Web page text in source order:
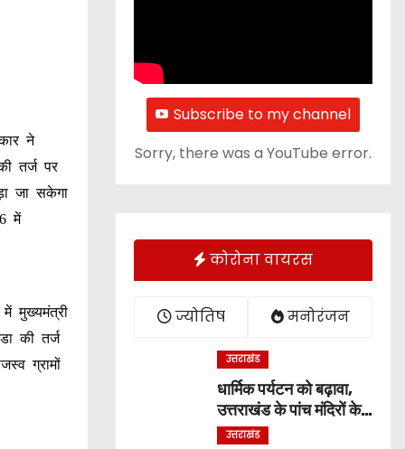
ने
तर्ज पर
जा सकेगा
में
मुख्यमंत्री
की तर्ज
ग्रामों
Subscribe to my channel
Sorry, there was a YouTube error.
कोरोना वायरस
ज्योतिष मनोरंजन
उत्तराखंड
धार्मिक पर्यटन को बढ़ावा,
उत्तराखंड के पांच मंदिरों के
विकास को 3.45 करोड़ की
उत्तराखंड